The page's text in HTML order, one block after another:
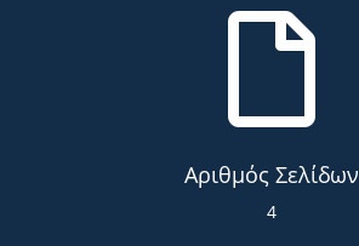

Αριθμός Σελίδων
4